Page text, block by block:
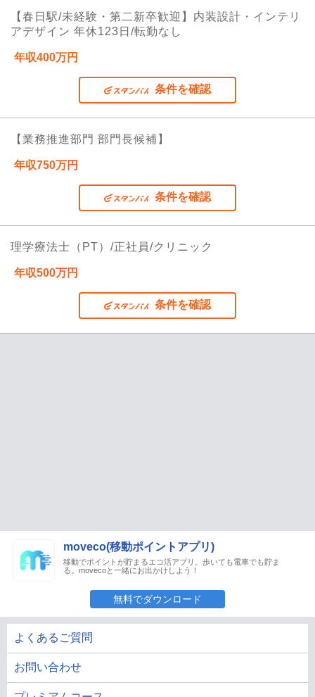
【春日駅/未経験・第二新卒歓迎】内装設計・インテリ
アデザイン 年休123日/転勤なし
年収400万円
条件を確認
【業務推進部門 部門長候補】
年収750万円
条件を確認
理学療法士（PT）/正社員/クリニック
年収500万円
条件を確認
moveco(移動ポイントアプリ)
移動でポイントが貯まるエコ活アプリ。歩いても電車でも貯ま
る。movecoと一緒にお出かけしよう！
無料でダウンロード
よくあるご質問
お問い合わせ